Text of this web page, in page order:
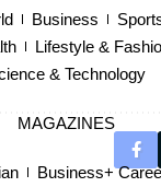
Gautam Gambhir
Capitals Mitchell
Business
Lifestyle &
& Technology
MAGAZINES
Business+